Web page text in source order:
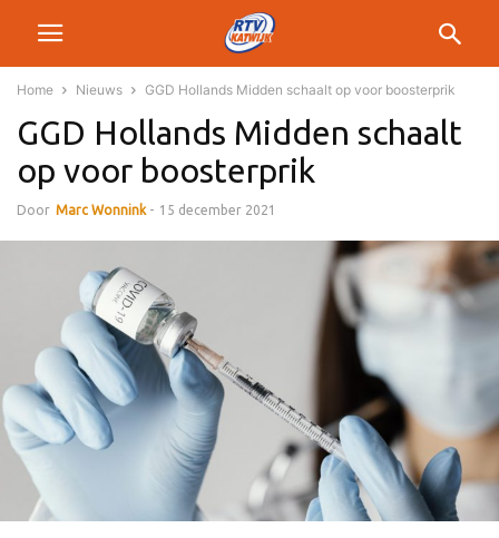
Home Nieuws GGD Hollands Midden schaalt op voor boosterprik
GGD Hollands Midden schaalt
op voor boosterprik
Door Marc Wonnink - 15 december 2021